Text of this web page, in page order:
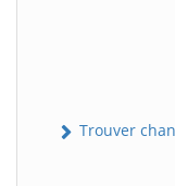
Trouver